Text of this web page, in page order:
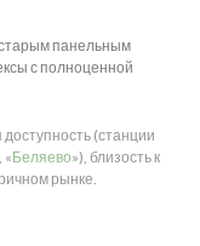
старым панельным
с полноценной
(станции
«Беляево»), близость к
рынке.